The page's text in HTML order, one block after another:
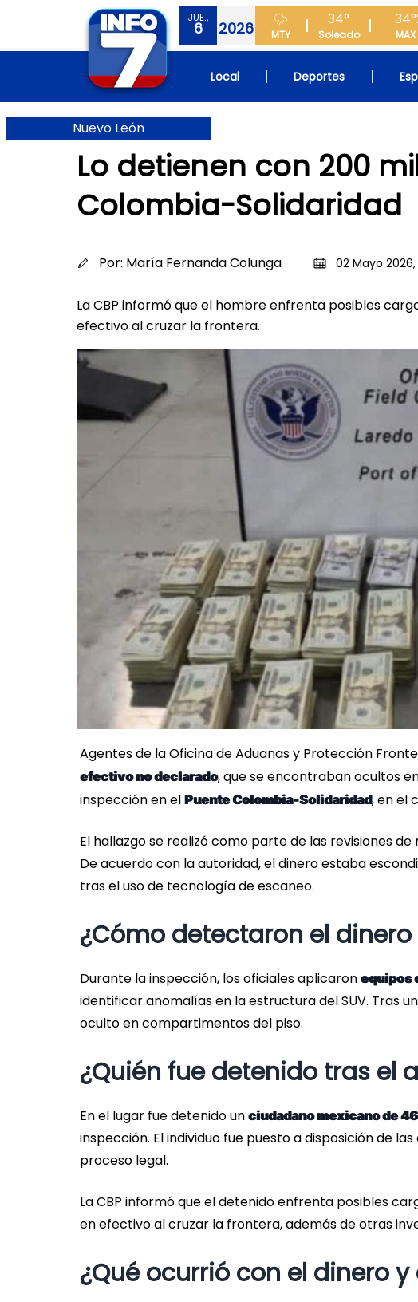
JUE.,
6 2026 MTY
34°
Soleado
34°
MAX
Local Deportes
Nuevo León
Lo detienen con 200
Colombia-Solidaridad
Por: María Fernanda Colunga 02 Mayo
La CBP informó que el hombre enfrenta posibles
efectivo al cruzar la frontera.
Agentes de la Oficina de Aduanas y Protección
efectivo no declarado, que se encontraban ocultos
inspección en el Puente Colombia-Solidaridad, en el
El hallazgo se realizó como parte de las revisiones
De acuerdo con la autoridad, el dinero estaba
tras el uso de tecnología de escaneo.
¿Cómo detectaron el
Durante la inspección, los oficiales aplicaron equipos
identificar anomalías en la estructura del SUV. Tras
oculto en compartimentos del piso.
¿Quién fue detenido tras el
En el lugar fue detenido un ciudadano mexicano de
inspección. El individuo fue puesto a disposición de
proceso legal.
La CBP informó que el detenido enfrenta posibles
en efectivo al cruzar la frontera, además de otras
¿Qué ocurrió con el dinero